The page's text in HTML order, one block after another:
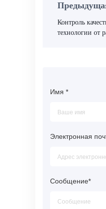
Контроль
технологии от
Имя *
Электронная
Сообщение*